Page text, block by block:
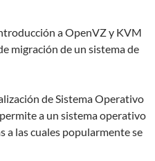
a OpenVZ y KVM
migración de un sistema de
de Sistema Operativo
a un sistema operativo
a las cuales popularmente se